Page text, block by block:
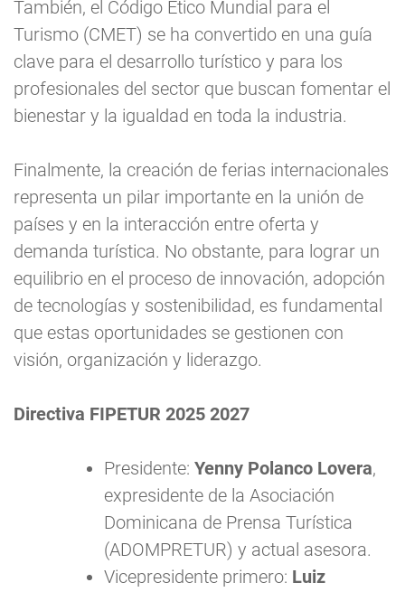
También, el Código Ético Mundial para el
Turismo (CMET) se ha convertido en una guía
clave para el desarrollo turístico y para los
profesionales del sector que buscan fomentar el
bienestar y la igualdad en toda la industria.
Finalmente, la creación de ferias internacionales
representa un pilar importante en la unión de
países y en la interacción entre oferta y
demanda turística. No obstante, para lograr un
equilibrio en el proceso de innovación, adopción
de tecnologías y sostenibilidad, es fundamental
que estas oportunidades se gestionen con
visión, organización y liderazgo.
Directiva FIPETUR 2025 2027
Presidente: Yenny Polanco Lovera,
expresidente de la Asociación
Dominicana de Prensa Turística
(ADOMPRETUR) y actual asesora.
Vicepresidente primero: Luiz